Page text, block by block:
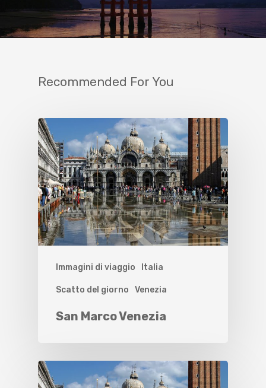
Recommended For You
Immagini di viaggio Italia
Scatto del giorno Venezia
San Marco Venezia